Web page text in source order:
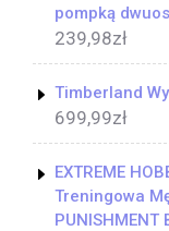
pompką
239,98zł
Timberland
699,99zł
EXTREME
Treningowa